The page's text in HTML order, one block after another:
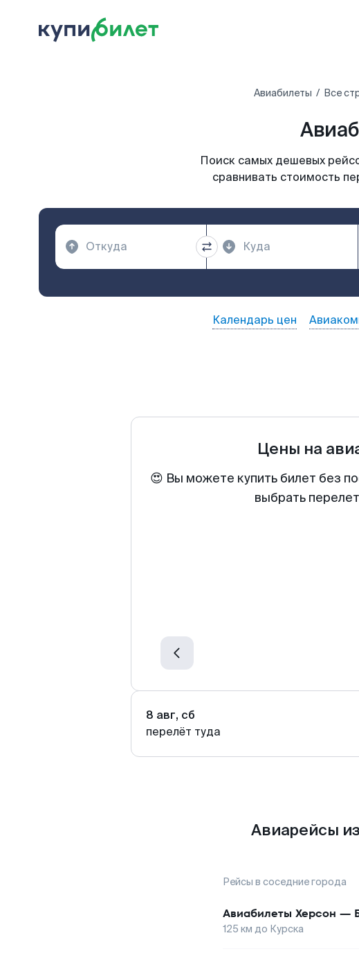
Авиабилеты Все
Поиск самых дешевых
сравнивать стоимость
Календарь цен
Цены на
😍 Вы можете купить билет без
выбрать
8 авг, сб
перелёт туда
Авиарейсы
Рейсы в соседние города
Авиабилеты Херсон —
125 км до Курска